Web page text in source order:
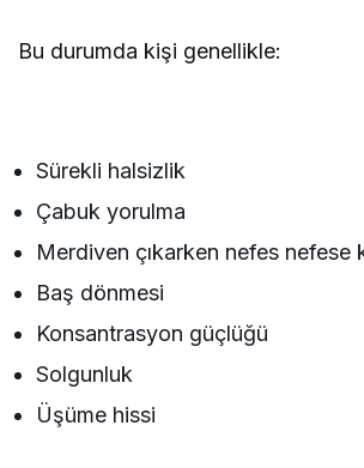
Bu durumda kişi genellikle:
Sürekli halsizlik
Çabuk yorulma
Merdiven çıkarken nefes nefese
Baş dönmesi
Konsantrasyon güçlüğü
Solgunluk
Üşüme hissi